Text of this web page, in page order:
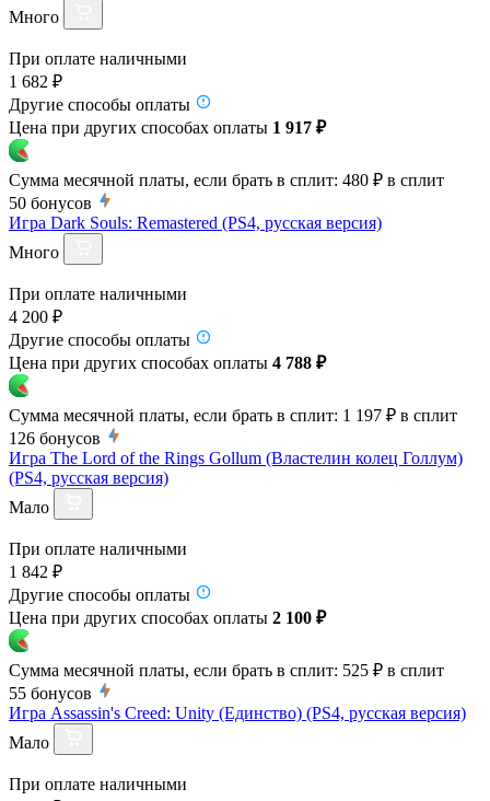
Много
При оплате наличными
1 682 ₽
Другие способы оплаты
Цена при других способах оплаты 1 917 ₽
Сумма месячной платы, если брать в сплит: 480 ₽ в сплит
50 бонусов
Игра Dark Souls: Remastered (PS4, русская версия)
Много
При оплате наличными
4 200 ₽
Другие способы оплаты
Цена при других способах оплаты 4 788 ₽
Сумма месячной платы, если брать в сплит: 1 197 ₽ в сплит
126 бонусов
Игра The Lord of the Rings Gollum (Властелин колец Голлум)
(PS4, русская версия)
Мало
При оплате наличными
1 842 ₽
Другие способы оплаты
Цена при других способах оплаты 2 100 ₽
Сумма месячной платы, если брать в сплит: 525 ₽ в сплит
55 бонусов
Игра Assassin's Creed: Unity (Единство) (PS4, русская версия)
Мало
При оплате наличными